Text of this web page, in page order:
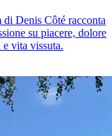
Denis Côté racconta
su piacere, dolore
vita vissuta.